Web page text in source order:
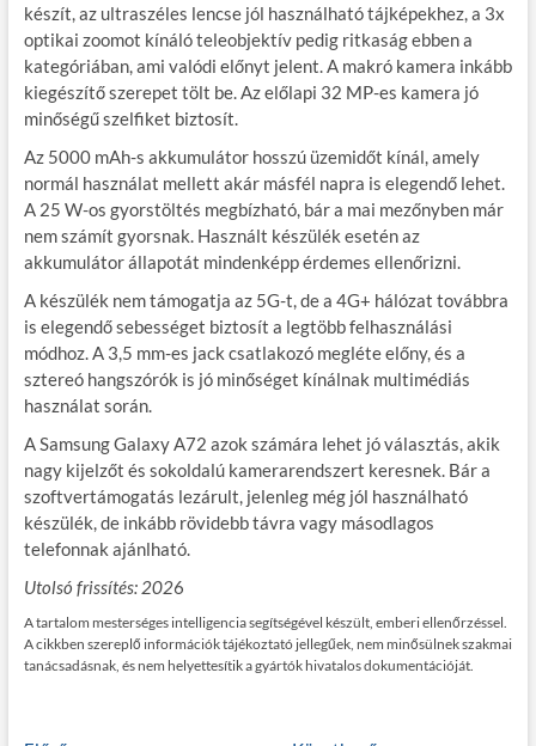
készít, az ultraszéles lencse jól használható tájképekhez, a 3x
optikai zoomot kínáló teleobjektív pedig ritkaság ebben a
kategóriában, ami valódi előnyt jelent. A makró kamera inkább
kiegészítő szerepet tölt be. Az előlapi 32 MP-es kamera jó
minőségű szelfiket biztosít.
Az 5000 mAh-s akkumulátor hosszú üzemidőt kínál, amely
normál használat mellett akár másfél napra is elegendő lehet.
A 25 W-os gyorstöltés megbízható, bár a mai mezőnyben már
nem számít gyorsnak. Használt készülék esetén az
akkumulátor állapotát mindenképp érdemes ellenőrizni.
A készülék nem támogatja az 5G-t, de a 4G+ hálózat továbbra
is elegendő sebességet biztosít a legtöbb felhasználási
módhoz. A 3,5 mm-es jack csatlakozó megléte előny, és a
sztereó hangszórók is jó minőséget kínálnak multimédiás
használat során.
A Samsung Galaxy A72 azok számára lehet jó választás, akik
nagy kijelzőt és sokoldalú kamerarendszert keresnek. Bár a
szoftvertámogatás lezárult, jelenleg még jól használható
készülék, de inkább rövidebb távra vagy másodlagos
telefonnak ajánlható.
Utolsó frissítés: 2026
A tartalom mesterséges intelligencia segítségével készült, emberi ellenőrzéssel.
A cikkben szereplő információk tájékoztató jellegűek, nem minősülnek szakmai
tanácsadásnak, és nem helyettesítik a gyártók hivatalos dokumentációját.